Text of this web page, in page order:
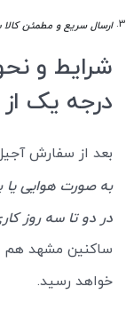
ارسال سریع و مطمئن
شرایط و
درجه یک
بعد از سفارش
به صورت هوایی یا
در دو تا سه روز
ساکنین مشهد هم
خواهد رسید.